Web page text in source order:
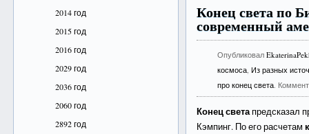
2014 год
2015 год
2016 год
2029 год
2036 год
2060 год
2892 год
Конец света по
современный
Опубликовал
космоса,Из разных
про конец света.
Конец светапредсказал
Кэмпинг. По его расчетам